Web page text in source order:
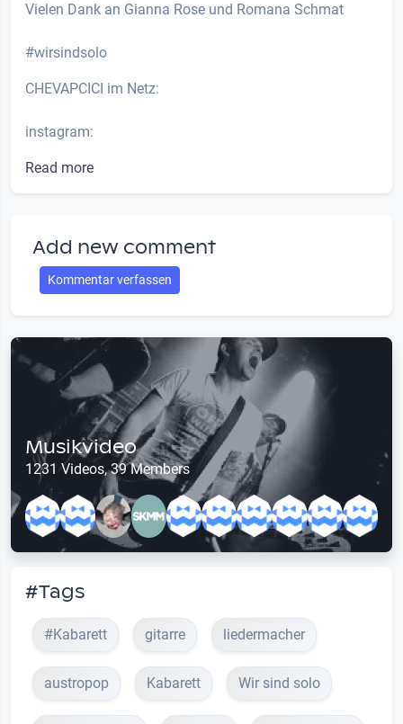
Vielen Dank an Gianna Rose und Romana Schmat
#wirsindsolo
CHEVAPCICI im Netz:
instagram:
Read more
Add new comment
Kommentar verfassen
Musikvideo
1231 Videos, 39 Members
#Tags
#Kabarett gitarre liedermacher
austropop Kabarett Wir sind solo